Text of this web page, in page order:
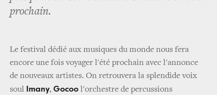
prochain.
Le festival dédié aux musiques du monde nous fera
encore une fois voyager l'été prochain avec l'annonce
de nouveaux artistes. On retrouvera la splendide voix
soul Imany, Gocoo l'orchestre de percussions